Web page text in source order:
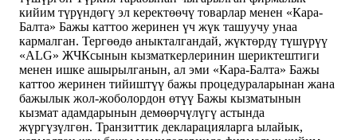
кийим түрүндөгү эл керектөөчү товарлар менен «Кара-
Балта» Бажы каттоо жеринен үч жүк ташуучу унаа
кармалган. Тергөөдө аныкталгандай, жүктөрдү түшүрүү
«ALG» ЖЧКсынын кызматкерлеринин шериктештиги
менен ишке ашырылганын, ал эми «Кара-Балта» Бажы
каттоо жеринен тийиштүү бажы процедураларынан жана
бажылык жол-жоболордон өтүү Бажы кызматынын
кызмат адамдарынын демөөрчүлүгү астында
жүргүзүлгөн. Транзиттик декларацияларга ылайык,